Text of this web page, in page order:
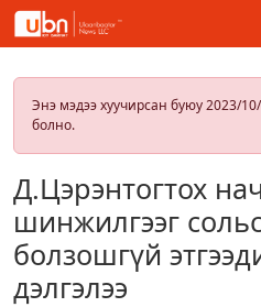
Энэ мэдээ хуучирсан буюу 2023/
болно.
Д.Цэрэнтогтох
шинжилгээг
болзошгүй
дэлгэлээ